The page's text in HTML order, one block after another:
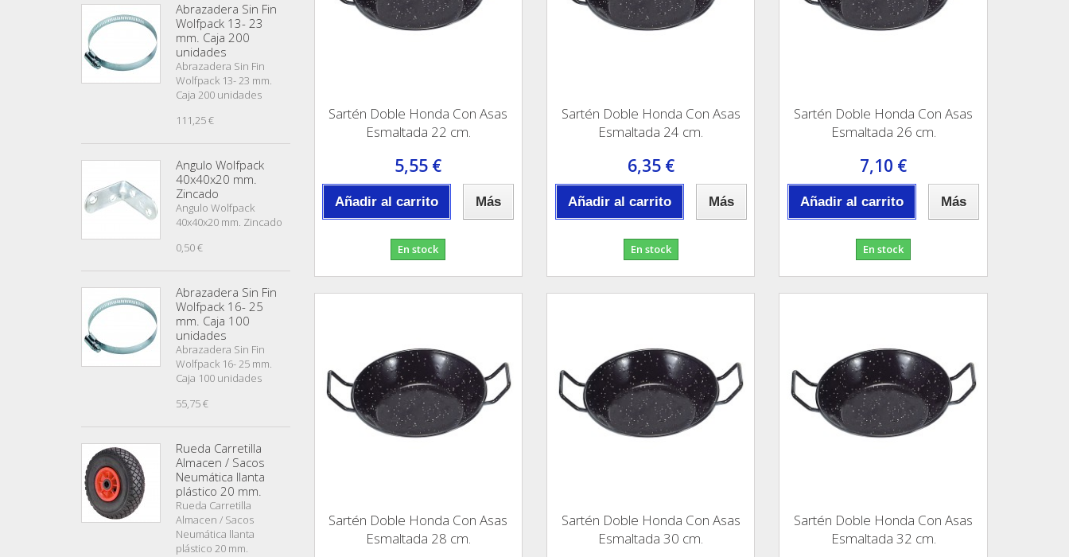
Abrazadera Sin Fin
Wolfpack 13- 23
mm. Caja 200
unidades
Abrazadera Sin Fin
Wolfpack 13- 23 mm.
Caja 200 unidades
111,25 €
Angulo Wolfpack
40x40x20 mm.
Zincado
Angulo Wolfpack
40x40x20 mm. Zincado
0,50 €
Abrazadera Sin Fin
Wolfpack 16- 25
mm. Caja 100
unidades
Abrazadera Sin Fin
Wolfpack 16- 25 mm.
Caja 100 unidades
55,75 €
Rueda Carretilla
Almacen / Sacos
Neumática llanta
plástico 20 mm.
Rueda Carretilla
Almacen / Sacos
Neumática llanta
plástico 20 mm.
Sartén Doble Honda Con Asas
Esmaltada 22 cm.
5,55 €
Añadir al carrito Más
En stock
Sartén Doble Honda Con Asas
Esmaltada 24 cm.
6,35 €
Añadir al carrito Más
En stock
Sartén Doble Honda Con Asas
Esmaltada 26 cm.
7,10 €
Añadir al carrito Más
En stock
Sartén Doble Honda Con Asas
Esmaltada 28 cm.
Sartén Doble Honda Con Asas
Esmaltada 30 cm.
Sartén Doble Honda Con Asas
Esmaltada 32 cm.